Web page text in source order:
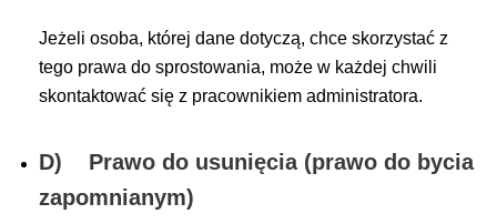
Jeżeli osoba, której dane dotyczą, chce skorzystać z
tego prawa do sprostowania, może w każdej chwili
skontaktować się z pracownikiem administratora.
D) Prawo do usunięcia (prawo do bycia
zapomnianym)